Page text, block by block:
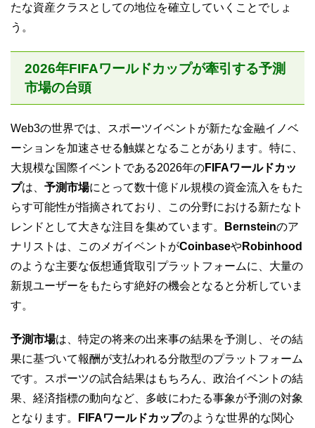
たな資産クラスとしての地位を確立していくことでしょ
う。
2026年FIFAワールドカップが牽引する予測
市場の台頭
Web3の世界では、スポーツイベントが新たな金融イノベ
ーションを加速させる触媒となることがあります。特に、
大規模な国際イベントである2026年のFIFAワールドカッ
プは、 予測市場にとって数十億ドル規模の資金流入をもた
らす可能性が指摘されており、この分野における新たなト
レンドとして大きな注目を集めています。
Bernsteinのア
ナリストは、このメガイベントがCoinbaseやRobinhood
のような主要な仮想通貨取引プラットフォームに、大量の
新規ユーザーをもたらす絶好の機会となると分析していま
す。
予測市場は、特定の将来の出来事の結果を予測し、その結
果に基づいて報酬が支払われる分散型のプラットフォーム
です。スポーツの試合結果はもちろん、政治イベントの結
果、経済指標の動向など、多岐にわたる事象が予測の対象
となります。
FIFAワールドカップのような世界的な関心